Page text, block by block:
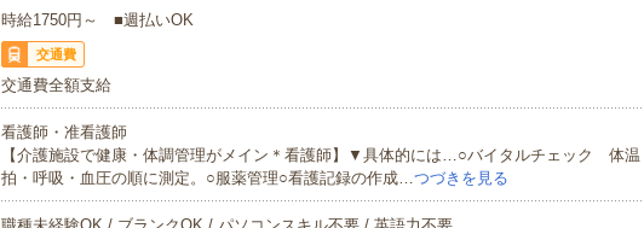
時給1750円～ ■週払いOK
交通費
交通費全額支給
看護師・准看護師
【介護施設で健康・体調管理がメイン＊看護師】▼具体的には…○バイタルチェック 体温
拍・呼吸・血圧の順に測定。○服薬管理○看護記録の作成…つづきを見る